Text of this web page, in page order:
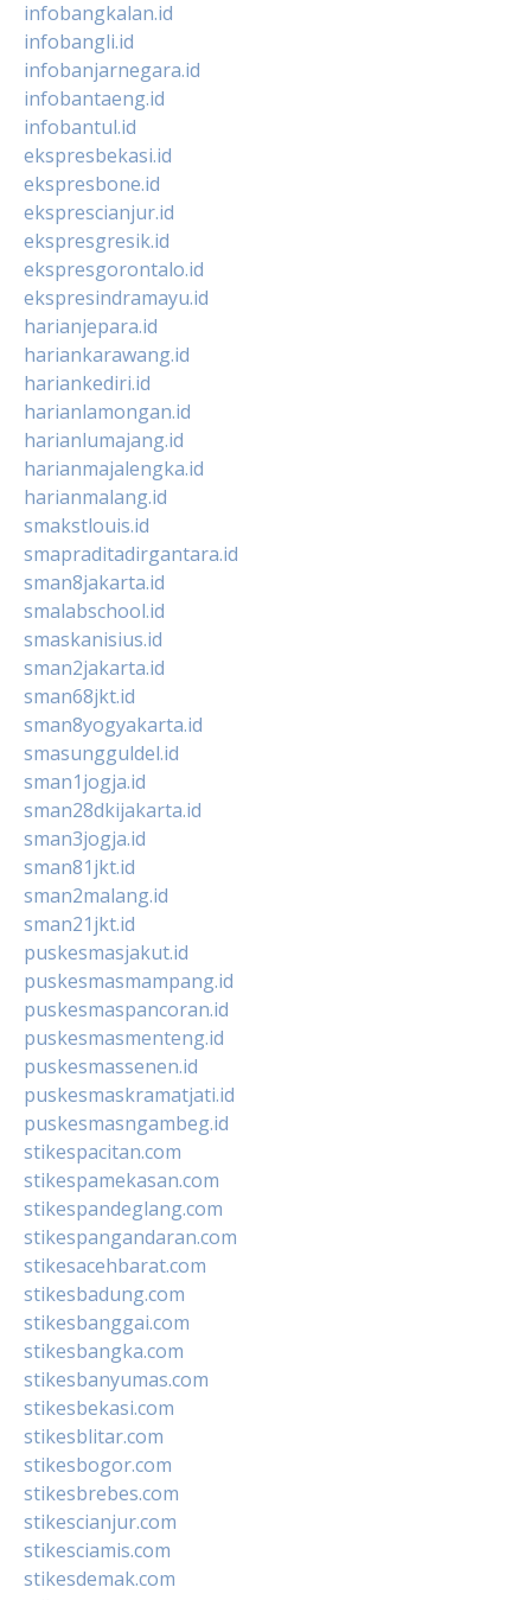
infobangkalan.id
infobangli.id
infobanjarnegara.id
infobantaeng.id
infobantul.id
ekspresbekasi.id
ekspresbone.id
eksprescianjur.id
ekspresgresik.id
ekspresgorontalo.id
ekspresindramayu.id
harianjepara.id
hariankarawang.id
hariankediri.id
harianlamongan.id
harianlumajang.id
harianmajalengka.id
harianmalang.id
smakstlouis.id
smapraditadirgantara.id
sman8jakarta.id
smalabschool.id
smaskanisius.id
sman2jakarta.id
sman68jkt.id
sman8yogyakarta.id
smasungguldel.id
sman1jogja.id
sman28dkijakarta.id
sman3jogja.id
sman81jkt.id
sman2malang.id
sman21jkt.id
puskesmasjakut.id
puskesmasmampang.id
puskesmaspancoran.id
puskesmasmenteng.id
puskesmassenen.id
puskesmaskramatjati.id
puskesmasngambeg.id
stikespacitan.com
stikespamekasan.com
stikespandeglang.com
stikespangandaran.com
stikesacehbarat.com
stikesbadung.com
stikesbanggai.com
stikesbangka.com
stikesbanyumas.com
stikesbekasi.com
stikesblitar.com
stikesbogor.com
stikesbrebes.com
stikescianjur.com
stikesciamis.com
stikesdemak.com